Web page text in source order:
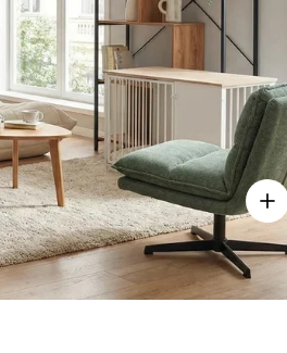
2 - Lounge stoel